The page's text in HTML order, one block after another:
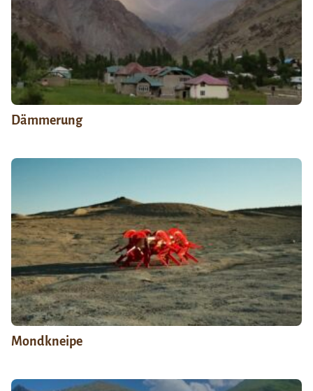
Dämmerung
Mondkneipe